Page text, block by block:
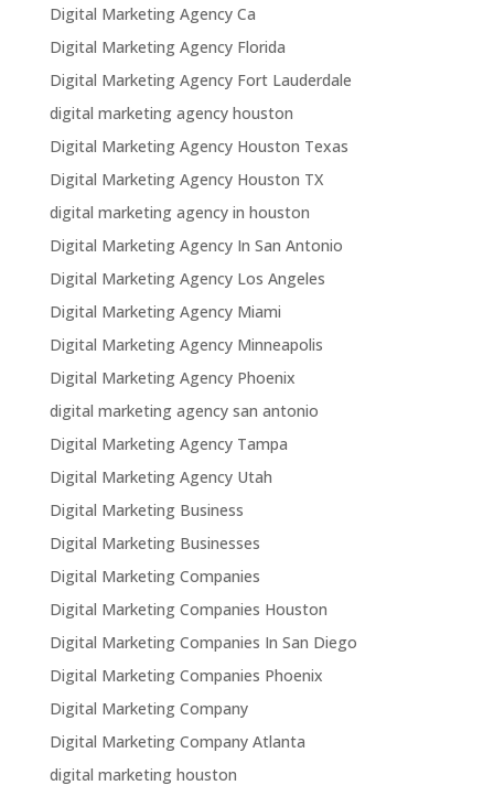
Digital Marketing Agency Ca
Digital Marketing Agency Florida
Digital Marketing Agency Fort Lauderdale
digital marketing agency houston
Digital Marketing Agency Houston Texas
Digital Marketing Agency Houston TX
digital marketing agency in houston
Digital Marketing Agency In San Antonio
Digital Marketing Agency Los Angeles
Digital Marketing Agency Miami
Digital Marketing Agency Minneapolis
Digital Marketing Agency Phoenix
digital marketing agency san antonio
Digital Marketing Agency Tampa
Digital Marketing Agency Utah
Digital Marketing Business
Digital Marketing Businesses
Digital Marketing Companies
Digital Marketing Companies Houston
Digital Marketing Companies In San Diego
Digital Marketing Companies Phoenix
Digital Marketing Company
Digital Marketing Company Atlanta
digital marketing houston